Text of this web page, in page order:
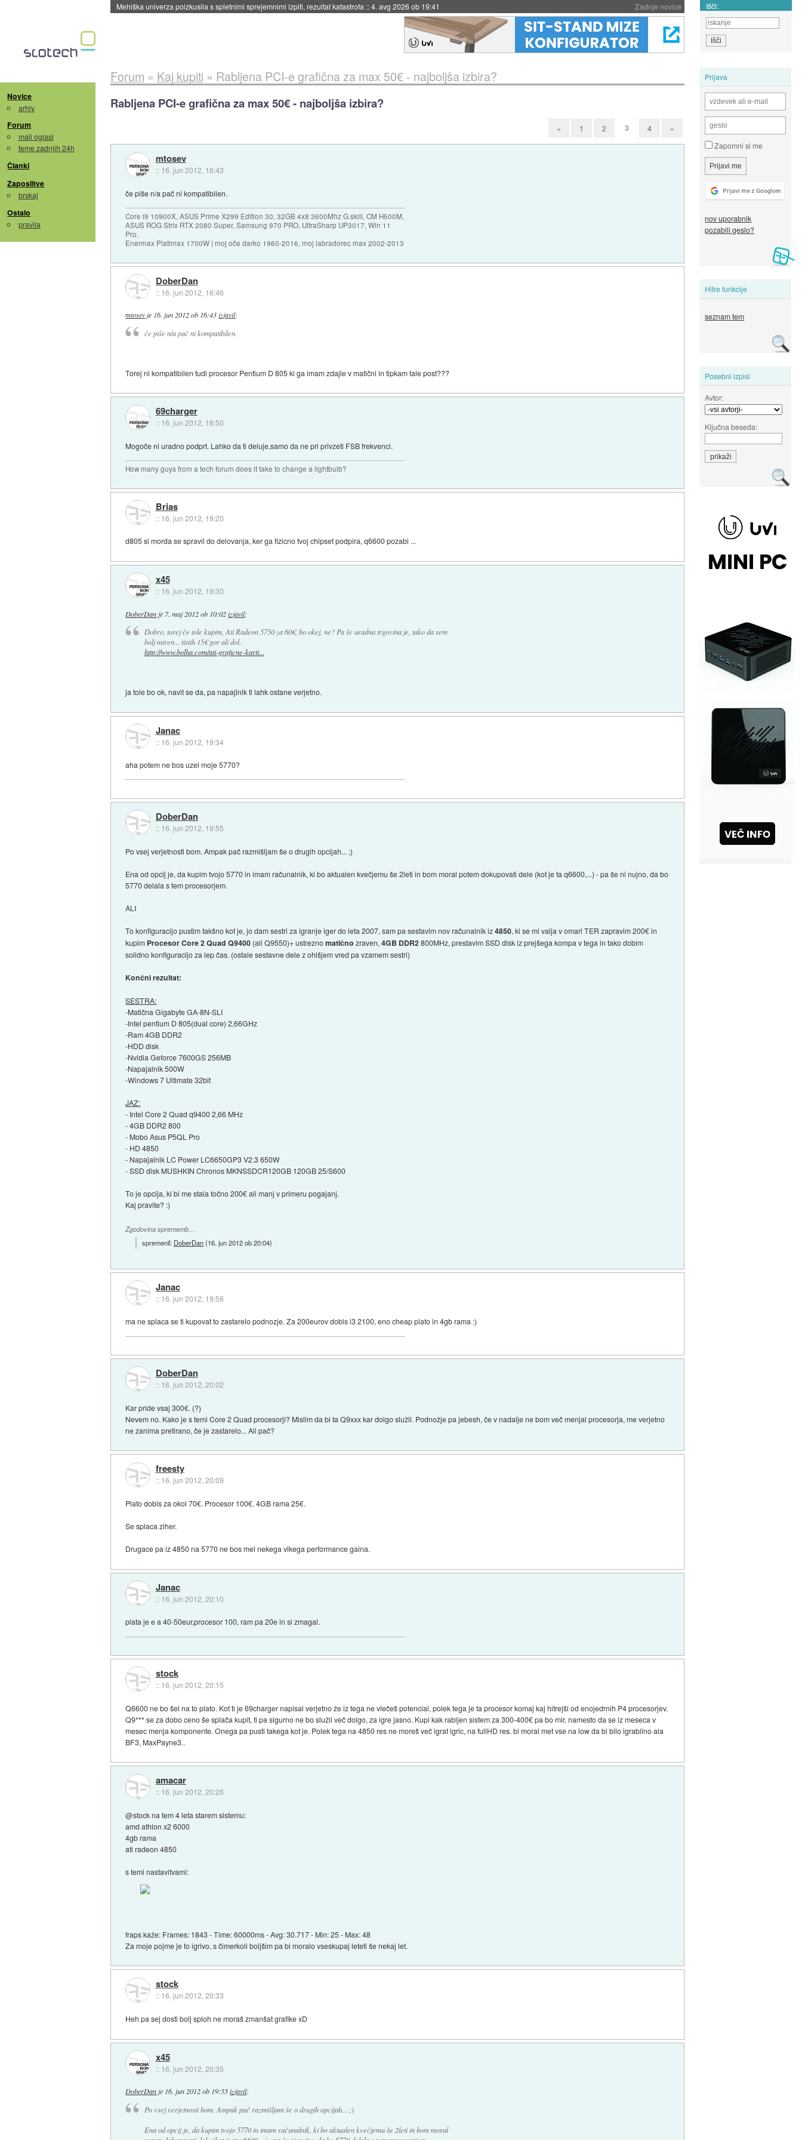
Zadnje novice
Evropska vesoljska agencija razvija svojo raketo za večkratno uporabo::4. avg 2026 ob 19:41 Išči:
Novice
arhiv
Forum
mali oglasi
teme zadnjih 24h
Članki
Zaposlitve
brskaj
Ostalo
pravila
Prijava
Zapomni si me
nov uporabnik
pozabili geslo?
Hitre funkcije
seznam tem
Posebni izpisi
Avtor:
Ključna beseda:
Forum » Kaj kupiti » Rabljena PCI-e grafična za max 50€ - najboljša izbira?
Rabljena PCI-e grafična za max 50€ - najboljša izbira?
« 1 2 3 4 »
mtosev
:: 16. jun 2012, 16:43
če piše n/a pač ni kompatibilen.
Core i9 10900X, ASUS Prime X299 Edition 30, 32GB 4x8 3600Mhz G.skill, CM H500M,
ASUS ROG Strix RTX 2080 Super, Samsung 970 PRO, UltraSharp UP3017, Win 11
Pro,
Enermax Platimax 1700W | moj oče darko 1960-2016, moj labradorec max 2002-2013
DoberDan
:: 16. jun 2012, 16:46
mtosevje 16. jun 2012 ob 16:43 izjavil:
če piše n/a pač ni kompatibilen.
Torej ni kompatibilen tudi procesor Pentium D 805 ki ga imam zdajle v matični in tipkam tale post???
69charger
:: 16. jun 2012, 18:50
Mogoče ni uradno podprt. Lahko da ti deluje,samo da ne pri privzeti FSB frekvenci.
How many guys from a tech forum does it take to change a lightbulb?
Brias
:: 16. jun 2012, 19:20
d805 si morda se spravil do delovanja, ker ga fizicno tvoj chipset podpira, q6600 pozabi ...
x45
:: 16. jun 2012, 19:30
DoberDan je 7. maj 2012 ob 10:02 izjavil:
Dobro, torej če tole kupim, Ati Radeon 5750 za 60€, bo okej, ne? Pa še uradna trgovina je, tako da sem
bolj miren... tistih 15€ gor ali dol..
http://www.bolha.com/ati-graficne-karti...
ja tole bo ok, navit se da, pa napajlnik ti lahk ostane verjetno.
Janac
:: 16. jun 2012, 19:34
aha potem ne bos uzel moje 5770?
DoberDan
:: 16. jun 2012, 19:55
Po vsej verjetnosti bom. Ampak pač razmišljam še o drugih opcijah... ;)
Ena od opcij je, da kupim tvojo 5770 in imam računalnik, ki bo aktualen kvečjemu še 2leti in bom moral potem dokupovati dele (kot je ta q6600,...) - pa še ni nujno, da bo
5770 delala s tem procesorjem.
ALI
To konfiguracijo pustim takšno kot je, jo dam sestri za igranje iger do leta 2007, sam pa sestavim nov računalnik iz4850, ki se mi valja v omari TER zapravim 200€ in
kupim Procesor Core 2 Quad Q9400 (ali Q9550)+ ustreznomatično zraven,4GB DDR2800MHz, prestavim SSD disk iz prejšega kompa v tega in tako dobim
solidno konfiguracijo za lep čas. (ostale sestavne dele z ohišjem vred pa vzamem sestri)
Končni rezultat:
SESTRA:
-Matična Gigabyte GA-8N-SLI
-Intel pentium D 805(dual core) 2,66GHz
-Ram 4GB DDR2
-HDD disk
-Nvidia Geforce 7600GS 256MB
-Napajalnik 500W
-Windows 7 Ultimate 32bit
JAZ:
- Intel Core 2 Quad q9400 2,66 MHz
- 4GB DDR2 800
- Mobo Asus P5QL Pro
- HD 4850
- Napajalnik LC Power LC6650GP3 V2.3 650W
- SSD disk MUSHKIN Chronos MKNSSDCR120GB 120GB 25/S600
To je opcija, ki bi me stala točno 200€ ali manj v primeru pogajanj.
Kaj pravite? :)
Zgodovina sprememb…
spremenil: DoberDan(16. jun 2012 ob 20:04)
Janac
:: 16. jun 2012, 19:58
ma ne splaca se ti kupovat to zastarelo podnozje. Za 200eurov dobis i3 2100, eno cheap plato in 4gb rama :)
DoberDan
:: 16. jun 2012, 20:02
Kar pride vsaj 300€. (?)
Nevem no. Kako je s temi Core 2 Quad procesorji? Mislim da bi ta Q9xxx kar dolgo služil. Podnožje pa jebesh, če v nadalje ne bom več menjal procesorja, me verjetno
ne zanima pretirano, če je zastarelo... Ali pač?
freesty
:: 16. jun 2012, 20:09
Plato dobis za okol 70€. Procesor 100€. 4GB rama 25€.
Se splaca ziher.
Drugace pa iz 4850 na 5770 ne bos mel nekega vlkega performance gaina.
Janac
:: 16. jun 2012, 20:10
plata je e a 40-50eur,procesor 100, ram pa 20e in si zmagal.
stock
:: 16. jun 2012, 20:15
Q6600 ne bo šel na to plato. Kot ti je 69charger napisal verjetno že iz tega ne vlečeš potencial, polek tega je ta procesor komaj kaj hitrejši od enojedrnih P4 procesorjev.
Q9*** se za dobo ceno še splača kupit, ti pa sigurno ne bo služil več dolgo, za igre jasno. Kupi kak rabljen sistem za 300-400€ pa bo mir, namesto da se iz meseca v
mesec menja komponente. Onega pa pusti takega kot je. Polek tega na 4850 res ne moreš več igrat igric, na fullHD res. bi moral met vse na low da bi bilo igrabilno ala
BF3, MaxPayne3..
amacar
:: 16. jun 2012, 20:26
@stock na tem 4 leta starem sistemu:
amd athlon x2 6000
4gb rama
ati radeon 4850
s temi nastavitvami:
fraps kaže: Frames: 1843 - Time: 60000ms - Avg: 30.717 - Min: 25 - Max: 48
Za moje pojme je to igrivo, s čimerkoli boljšim pa bi moralo vseskupaj leteti še nekaj let.
stock
:: 16. jun 2012, 20:33
Heh pa sej dosti bolj sploh ne moraš zmanšat grafike xD
x45
:: 16. jun 2012, 20:35
DoberDanje 16. jun 2012 ob 19:55 izjavil:
Po vsej verjetnosti bom. Ampak pač razmišljam še o drugih opcijah... ;)
Ena od opcij je, da kupim tvojo 5770 in imam računalnik, ki bo aktualen kvečjemu še 2leti in bom moral